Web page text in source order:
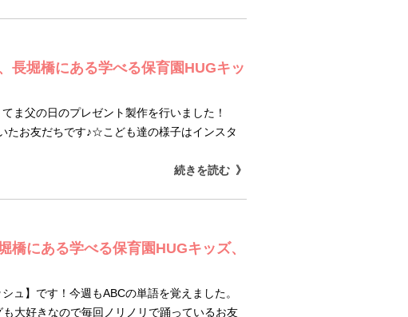
長堀橋にある学べる保育園HUGキッ
ま父の日のプレゼント製作を行いました！
たお友だちです♪☆こども達の様子はインスタ
続きを読む
にある学べる保育園HUGキッズ、
ュ】です！今週もABCの単語を覚えました。
大好きなので毎回ノリノリで踊っているお友